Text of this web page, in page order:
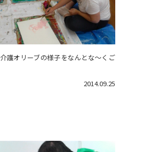
護オリーブの様子をなんとな～くご
2014.09.25